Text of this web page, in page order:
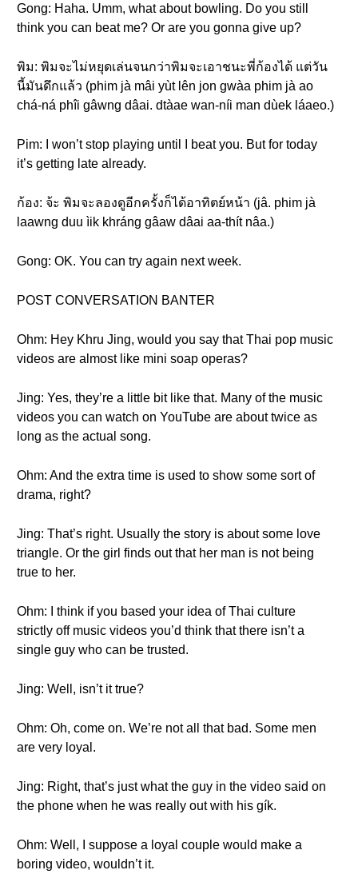
Gong: Haha. Umm, what about bowling. Do you still
think you can beat me? Or are you gonna give up?
พิม: พิมจะไม่หยุดเล่นจนกว่าพิมจะเอาชนะพี่ก้องได้ แต่วัน
นี้มันดึกแล้ว (phim jà mâi yùt lên jon gwàa phim jà ao
chá-ná phîi gâwng dâai. dtàae wan-níi man dùek láaeo.)
Pim: I won’t stop playing until I beat you. But for today
it’s getting late already.
ก้อง: จ้ะ พิมจะลองดูอีกครั้งก็ได้อาทิตย์หน้า (jâ. phim jà
laawng duu ìik khráng gâaw dâai aa-thít nâa.)
Gong: OK. You can try again next week.
POST CONVERSATION BANTER
Ohm: Hey Khru Jing, would you say that Thai pop music
videos are almost like mini soap operas?
Jing: Yes, they’re a little bit like that. Many of the music
videos you can watch on YouTube are about twice as
long as the actual song.
Ohm: And the extra time is used to show some sort of
drama, right?
Jing: That’s right. Usually the story is about some love
triangle. Or the girl finds out that her man is not being
true to her.
Ohm: I think if you based your idea of Thai culture
strictly off music videos you’d think that there isn’t a
single guy who can be trusted.
Jing: Well, isn’t it true?
Ohm: Oh, come on. We’re not all that bad. Some men
are very loyal.
Jing: Right, that’s just what the guy in the video said on
the phone when he was really out with his gík.
Ohm: Well, I suppose a loyal couple would make a
boring video, wouldn’t it.